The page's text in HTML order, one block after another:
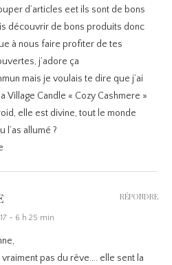
d’articles eet ils sont de bons
découvrir de bons produits donc
à nous faire profiter de tes
j’adore ça
mais je voulais te dire que j’ai
Village Candle « Cozy Cashmere »
elle est divine, tout le monde
l’as allumé ?
- 6 h 25 min
vraiment pas du rêve…. elle sent la
RÉPONDRE